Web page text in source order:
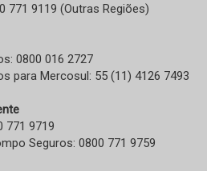
771 9119 (Outras Regiões)
0800 016 2727
para Mercosul: 55 (11) 4126 7493
771 9719
Seguros: 0800 771 9759